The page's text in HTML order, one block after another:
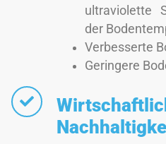
ultraviolette
der
Verbesserte
Geringere